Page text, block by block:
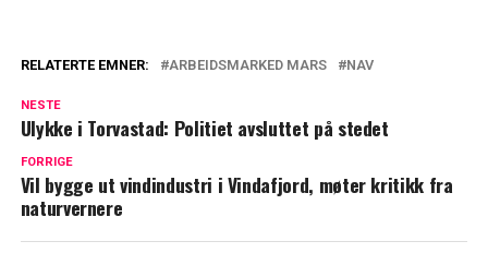
RELATERTE EMNER: ARBEIDSMARKED MARS NAV
NESTE
Ulykke i Torvastad: Politiet avsluttet på stedet
FORRIGE
Vil bygge ut vindindustri i Vindafjord, møter kritikk fra
naturvernere